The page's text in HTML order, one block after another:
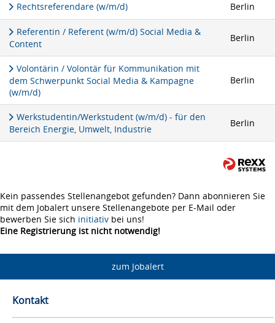
Rechtsreferendare (w/m/d) Berlin
Referentin / Referent (w/m/d) Social Media &
Content
Berlin
Volontärin / Volontär für Kommunikation mit
dem Schwerpunkt Social Media & Kampagne
(w/m/d)
Berlin
Werkstudentin/Werkstudent (w/m/d) - für den
Bereich Energie, Umwelt, Industrie
Berlin
Kein passendes Stellenangebot gefunden? Dann abonnieren Sie
mit dem Jobalert unsere Stellenangebote per E-Mail oder
bewerben Sie sich initiativ bei uns!
Eine Registrierung ist nicht notwendig!
zum Jobalert
Kontakt